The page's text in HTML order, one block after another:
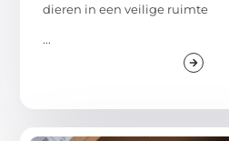
dieren in een veilige ruimte
...